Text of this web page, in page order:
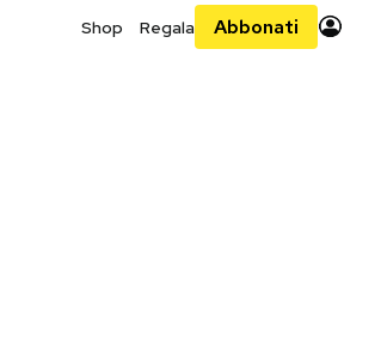
Shop Regala Abbonati